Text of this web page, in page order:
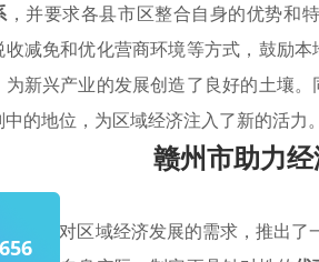
，并要求各县市区整合自身的优势和
收减免和优化营商环境等方式，鼓励
为新兴产业的发展创造了良好的土壤
的地位，为区域经济注入了新的活力。
赣州市助力
政府针对区域经济发展的需求，推出了